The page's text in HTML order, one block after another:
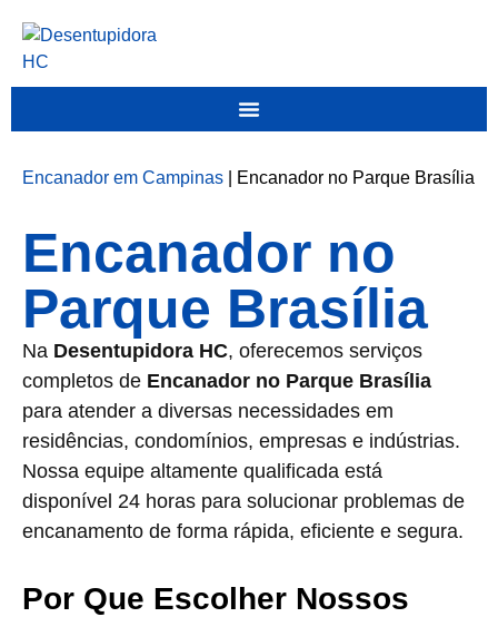
Encanador em Campinas Encanador no Parque Brasília
Encanador no
Parque Brasília
Na Desentupidora HC, oferecemos serviços
completos de Encanador no Parque Brasília
para atender a diversas necessidades em
residências, condomínios, empresas e indústrias.
Nossa equipe altamente qualificada está
disponível 24 horas para solucionar problemas de
encanamento de forma rápida, eficiente e segura.
Por Que Escolher Nossos